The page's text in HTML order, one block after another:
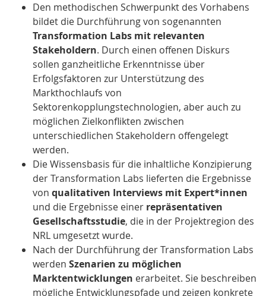
Den methodischen Schwerpunkt des Vorhabens
bildet die Durchführung von sogenannten
Transformation Labs mit relevanten
Stakeholdern. Durch einen offenen Diskurs
sollen ganzheitliche Erkenntnisse über
Erfolgsfaktoren zur Unterstützung des
Markthochlaufs von
Sektorenkopplungstechnologien, aber auch zu
möglichen Zielkonflikten zwischen
unterschiedlichen Stakeholdern offengelegt
werden.
Die Wissensbasis für die inhaltliche Konzipierung
der Transformation Labs lieferten die Ergebnisse
von qualitativen Interviews mit Expert*innen
und die Ergebnisse einer repräsentativen
Gesellschaftsstudie, die in der Projektregion des
NRL umgesetzt wurde.
Nach der Durchführung der Transformation Labs
werden Szenarien zu möglichen
Marktentwicklungen erarbeitet. Sie beschreiben
mögliche Entwicklungspfade und zeigen konkrete